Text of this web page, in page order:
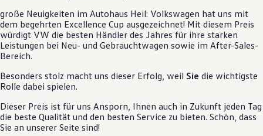
große Neuigkeiten im Autohaus Heil: Volkswagen hat uns mit
dem begehrten Excellence Cup ausgezeichnet! Mit diesem Preis
würdigt VW die besten Händler des Jahres für ihre starken
Leistungen bei Neu- und Gebrauchtwagen sowie im After-Sales-
Bereich.
Besonders stolz macht uns dieser Erfolg, weil Sie die wichtigste
Rolle dabei spielen.
Dieser Preis ist für uns Ansporn, Ihnen auch in Zukunft jeden Tag
die beste Qualität und den besten Service zu bieten. Schön, dass
Sie an unserer Seite sind!